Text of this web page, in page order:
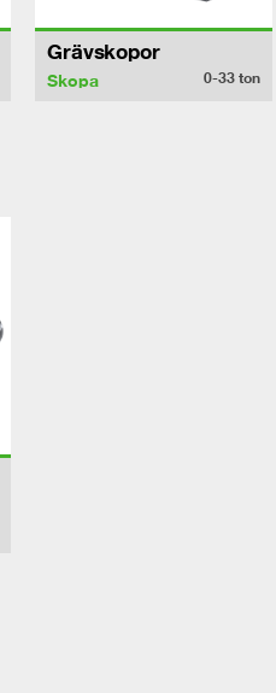
Grävskopor
Skopa 0-33ton